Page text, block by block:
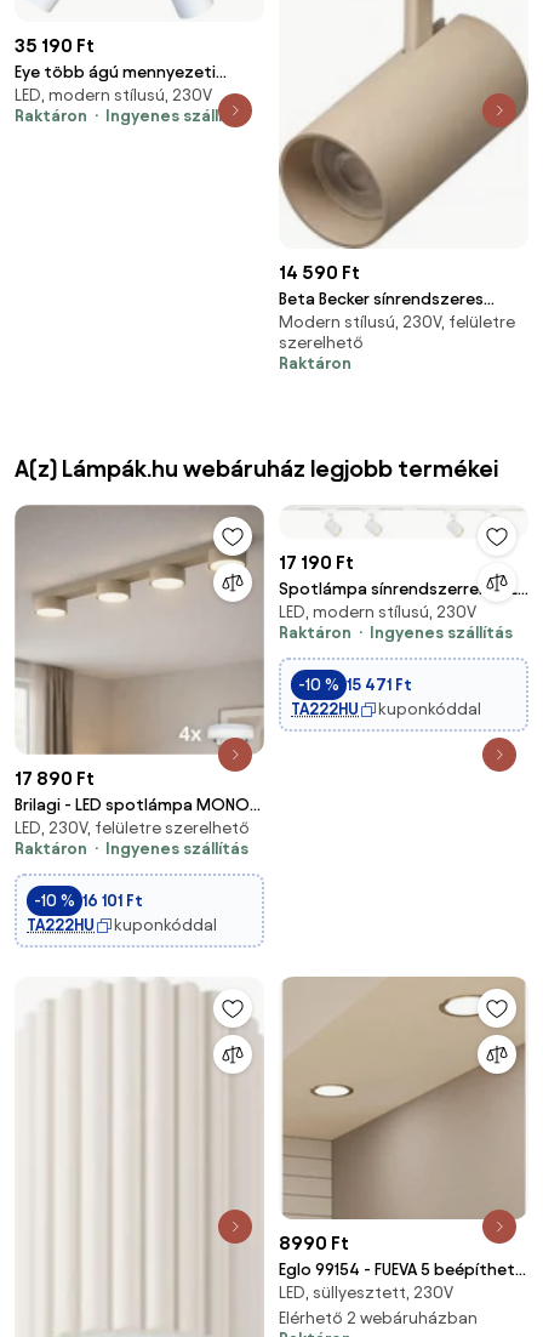
35 190 Ft
Eye több ágú mennyezeti
spotlámpa
LED, modern stílusú, 230V
Raktáron
Ingyenes szállítás
14 590 Ft
Beta Becker sínrendszeres
lámpafej
Modern stílusú, 230V, felületre
szerelhető
Raktáron
A(z) Lámpák.hu webáruház legjobb termékei
17 890 Ft
Brilagi - LED spotlámpa MONO
4xGX53/30W/230V bézs
LED, 230V, felületre szerelhető
Raktáron
Ingyenes szállítás
-10 % 16 101 Ft
TA222HU
kuponkóddal
17 190 Ft
Spotlámpa sínrendszerrel VOLF
4xGU10/10W/230V fehér
LED, modern stílusú, 230V
Raktáron
Ingyenes szállítás
-10 % 15 471 Ft
TA222HU
kuponkóddal
8990 Ft
Eglo 99154 - FUEVA 5 beépíthető
LED mennyezeti lámpa 5
LED/10,5W/230V
LED, süllyesztett, 230V
Elérhető 2 webáruházban